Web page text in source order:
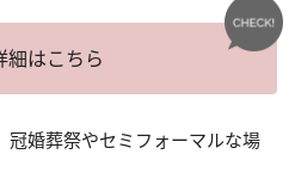
細はこちら
冠婚葬祭やセミフォーマルな場